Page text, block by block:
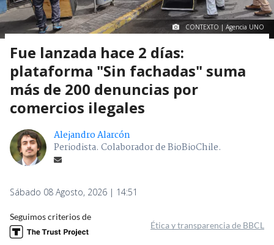
CONTEXTO | Agencia UNO
Fue lanzada hace 2 días:
plataforma "Sin fachadas" suma
más de 200 denuncias por
comercios ilegales
Alejandro Alarcón
Periodista. Colaborador de BioBioChile.
Sábado 08 Agosto, 2026 | 14:51
Seguimos criterios de
Ética y transparencia de BBCL